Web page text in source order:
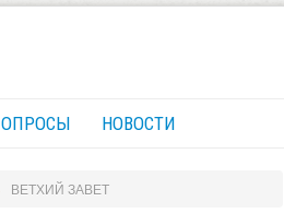
ОПРОСЫ НОВОСТИ
ВЕТХИЙ ЗАВЕТ